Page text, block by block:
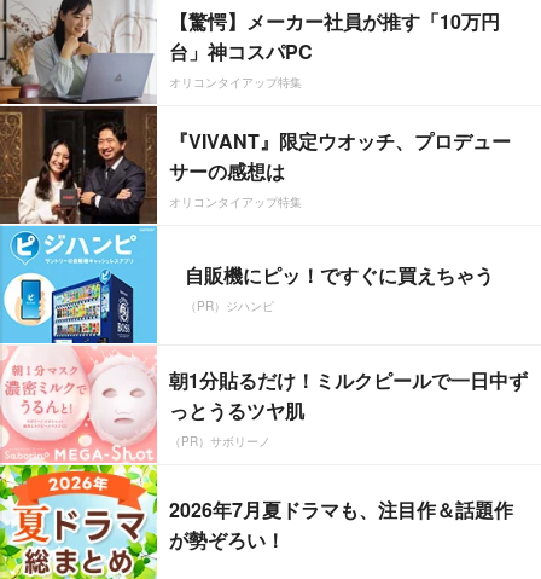
【驚愕】メーカー社員が推す「10万円
台」神コスパPC
オリコンタイアップ特集
『VIVANT』限定ウオッチ、プロデュー
サーの感想は
オリコンタイアップ特集
自販機にピッ！ですぐに買えちゃう
（PR）ジハンピ
朝1分貼るだけ！ミルクピールで一日中ず
っとうるツヤ肌
（PR）サボリーノ
2026年7月夏ドラマも、注目作＆話題作
が勢ぞろい！